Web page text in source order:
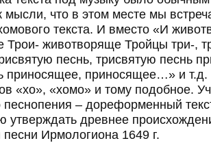
мысли, что в этом месте мы
текста. И вместо «И
Трои- животворяще Тройцы три-,
песнь, трисвятую песнь
приносящее, приносящее…» и т.д.
«хо», «хомо» и тому подобное.
песнопения – дореформенный
утверждать древнее
Ирмологиона 1649 г.